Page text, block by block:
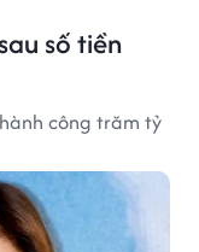
số tiền
công trăm tỷ